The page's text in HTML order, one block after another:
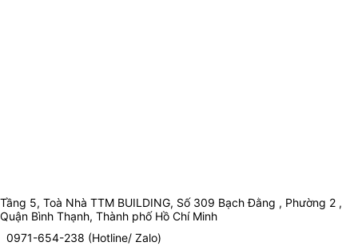
Tầng 5, Toà Nhà TTM BUILDING, Số 309 Bạch Đằng , Phường 2 ,
Quận Bình Thạnh, Thành phố Hồ Chí Minh
0971-654-238 (Hotline/ Zalo)